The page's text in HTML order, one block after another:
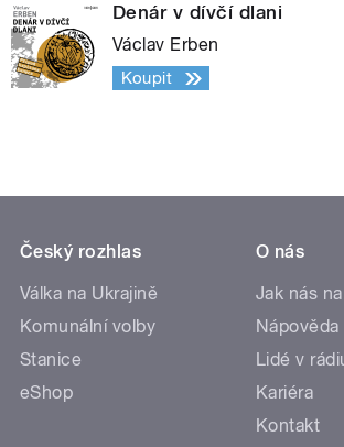
Denár v dívčí dlani
Václav Erben
Koupit
Český rozhlas
Válka na Ukrajině
Komunální volby
Stanice
eShop
O nás
Jak nás
Nápověda
Lidé v
Kariéra
Kontakt